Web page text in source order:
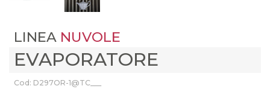
LINEA NUVOLE
EVAPORATORE
Cod: D297OR-1@TC___